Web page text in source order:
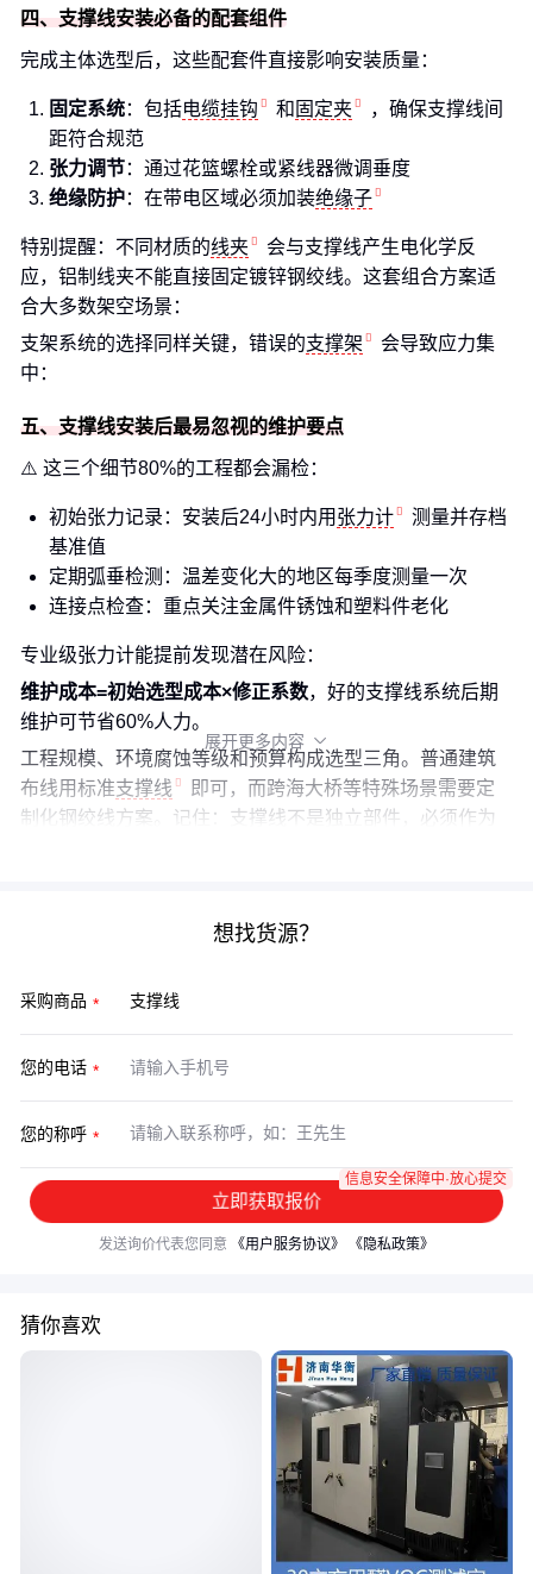
四、支撑线安装必备的配套组件
完成主体选型后，这些配套件直接影响安装质量：
固定系统：包括电缆挂钩 和 固定夹
，确保支撑线间
距符合规范
张力调节：通过花篮螺栓或紧线器微调垂度
绝缘防护：在带电区域必须加装绝缘子
特别提醒：不同材质的线夹
会与支撑线产生电化学反
应，铝制线夹不能直接固定镀锌钢绞线。这套组合方案适
合大多数架空场景：
支架系统的选择同样关键，错误的支撑架
会导致应力集
中：
五、支撑线安装后最易忽视的维护要点
⚠️ 这三个细节80%的工程都会漏检：
初始张力记录：安装后24小时内用 张力计
测量并存档
基准值
定期弧垂检测：温差变化大的地区每季度测量一次
连接点检查：重点关注金属件锈蚀和塑料件老化
专业级张力计能提前发现潜在风险：
维护成本=初始选型成本×修正系数，好的支撑线系统后期
维护可节省60%人力。
工程规模、环境腐蚀等级和预算构成选型三角。普通建筑
布线用标准支撑线
即可，而跨海大桥等特殊场景需要定
制化钢绞线方案。记住：支撑线不是独立部件，必须作为
展开更多内容 
想找货源？
采购商品
您的电话
您的称呼
立即获取报价
信息安全保障中·放心提交
发送询价代表您同意 《用户服务协议》 《隐私政策》
猜你喜欢